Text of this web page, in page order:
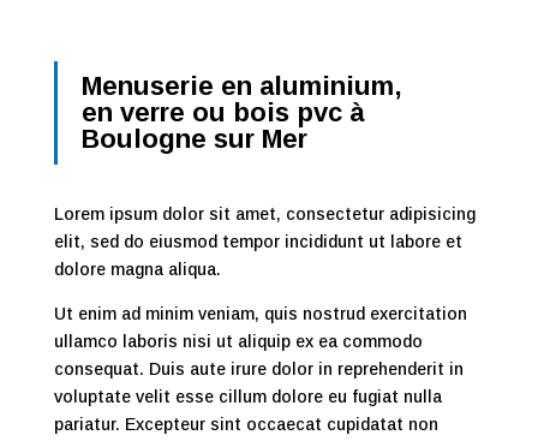
Menuserie en aluminium,
en verre ou bois pvc à
Boulogne sur Mer
Lorem ipsum dolor sit amet, consectetur adipisicing
elit, sed do eiusmod tempor incididunt ut labore et
dolore magna aliqua.
Ut enim ad minim veniam, quis nostrud exercitation
ullamco laboris nisi ut aliquip ex ea commodo
consequat. Duis aute irure dolor in reprehenderit in
voluptate velit esse cillum dolore eu fugiat nulla
pariatur. Excepteur sint occaecat cupidatat non